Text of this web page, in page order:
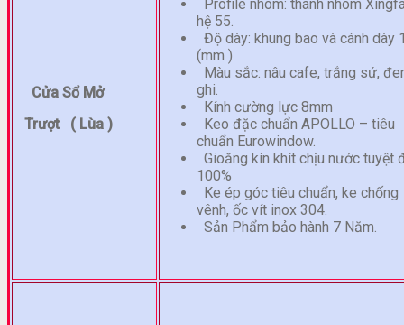
Cửa Sổ Mở
Trượt ( Lùa )
Profile nhôm: thanh nhôm
hệ 55.
Độ dày: khung bao và cánh dày
(mm )
Màu sắc: nâu cafe, trắng sứ,
ghi.
Kính cường lực 8mm
Keo đặc chuẩn APOLLO – tiêu
chuẩn Eurowindow.
Gioăng kín khít chịu nước tuyệt
100%
Ke ép góc tiêu chuẩn, ke chống
vênh, ốc vít inox 304.
Sản Phẩm bảo hành 7 Năm.